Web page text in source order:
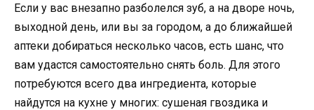
Если у вас внезапно разболелся зуб, а на дворе ночь,
выходной день, или вы за городом, а до ближайшей
аптеки добираться несколько часов, есть шанс, что
вам удастся самостоятельно снять боль. Для этого
потребуются всего два ингредиента, которые
найдутся на кухне у многих: сушеная гвоздика и